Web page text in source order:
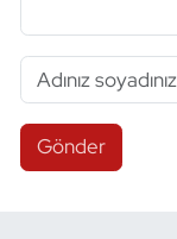
Gönder